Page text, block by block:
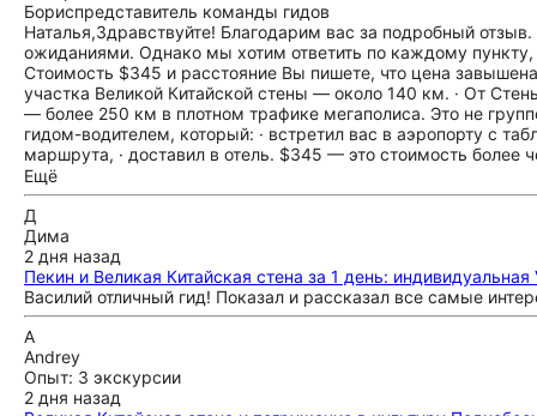
Бориспредставитель команды гидов
Наталья,Здравствуйте! Благодарим вас за подробный
ожиданиями. Однако мы хотим ответить по каждому
Стоимость $345 и расстояние Вы пишете, что цена
участка Великой Китайской стены — около 140 км. · От
— более 250 км в плотном трафике мегаполиса. Это не
гидом-водителем, который: · встретил вас в аэропорту с
маршрута, · доставил в отель. $345 — это стоимость более
его времени. На рынке Пекина это абсолютно рыночная и
агентствах такой тур стоит заметно дороже. 2. Молчание
Но мы внимательно разобрали этот день. По маршруту гид
почему разные участки выглядят по-разному, · о географии
В индивидуальных турах мы всегда ориентируемся на
смотрят в окно или даже дремлют. Гид чувствует
долгие беседы. Вы пишете, что задавали вопросы — и он
рассказывайте нам непрерывно, нам это очень
Выбор участка Стены без фуникулёра Гид предложил этот
очередей, которые на Мутяньюе и Бадалине могут
хотите комфорта. Гид выбрал для вас аутентичный
почувствовать дух истории. Он честно объяснил вам это
Ещё
Д
Дима
2 дня назад
Пекин и Великая Китайская стена за 1 день: индивидуальная
Василий отличный гид! Показал и рассказал все самые
A
Andrey
Опыт: 3 экскурсии
2 дня назад